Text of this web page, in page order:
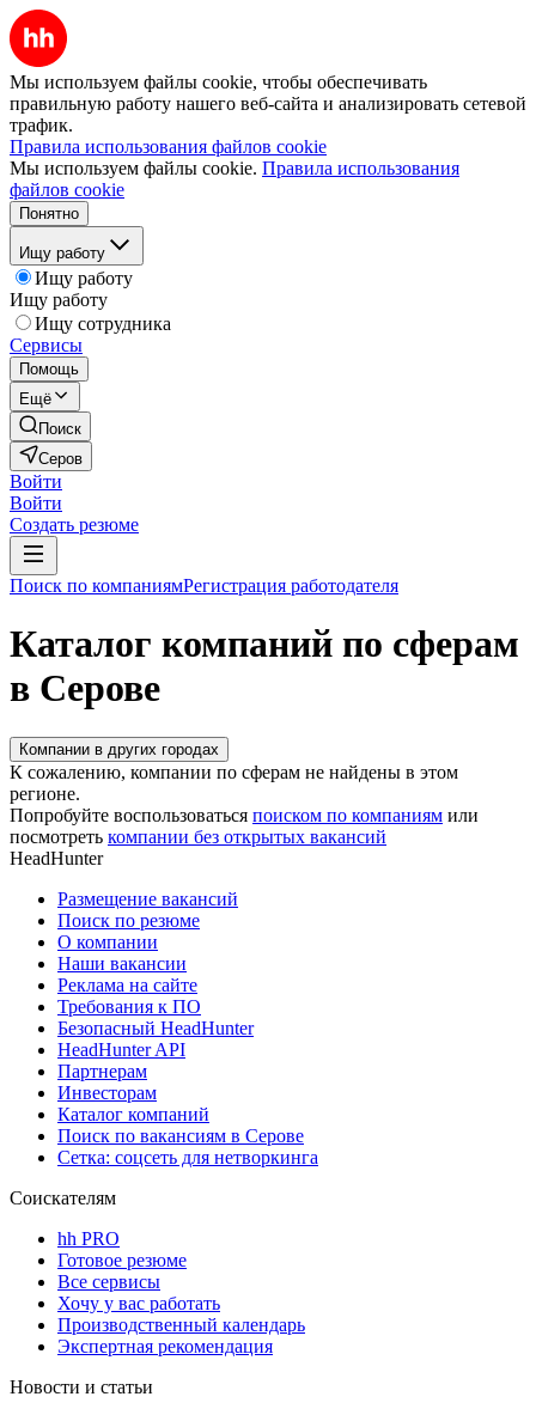
Мы используем файлы cookie, чтобы обеспечивать
правильную работу нашего веб-сайта и анализировать сетевой
трафик.
Правила использования файлов cookie
Мы используем файлы cookie. Правила использования
файлов cookie
Понятно
Ищу работу
Ищу работу
Ищу работу
Ищу сотрудника
Сервисы
Помощь
Ещё
Поиск
Серов
Войти
Войти
Создать резюме
Поиск по компаниямРегистрация работодателя
Каталог компаний по сферам
в Серове
Компании в других городах
К сожалению, компании по сферам не найдены в этом
регионе.
Попробуйте воспользоваться поиском по компаниям или
посмотреть компании без открытых вакансий
HeadHunter
Размещение вакансий
Поиск по резюме
О компании
Наши вакансии
Реклама на сайте
Требования к ПО
Безопасный HeadHunter
HeadHunter API
Партнерам
Инвесторам
Каталог компаний
Поиск по вакансиям в Серове
Сетка: соцсеть для нетворкинга
Соискателям
hh PRO
Готовое резюме
Все сервисы
Хочу у вас работать
Производственный календарь
Экспертная рекомендация
Новости и статьи